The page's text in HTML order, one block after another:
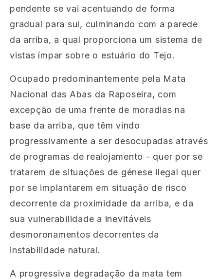
pendente se vai acentuando de forma
gradual para sul, culminando com a parede
da arriba, a qual proporciona um sistema de
vistas ímpar sobre o estuário do Tejo.
Ocupado predominantemente pela Mata
Nacional das Abas da Raposeira, com
excepção de uma frente de moradias na
base da arriba, que têm vindo
progressivamente a ser desocupadas através
de programas de realojamento - quer por se
tratarem de situações de génese ilegal quer
por se implantarem em situação de risco
decorrente da proximidade da arriba, e da
sua vulnerabilidade a inevitáveis
desmoronamentos decorrentes da
instabilidade natural.
A progressiva degradação da mata tem